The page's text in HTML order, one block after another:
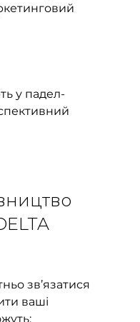
у падел-
зв’язатися
ваші